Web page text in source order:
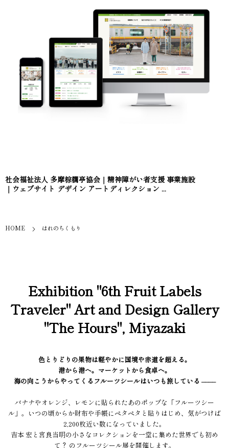
社会福祉法人 多摩棕櫚亭協会｜精神障がい者支援 事業施設
｜ウェブサイト デザイン アートディレクション ...
HOME はれのちくもり
Exhibition "6th Fruit Labels
Traveler" Art and Design Gallery
"The Hours", Miyazaki
色とりどりの果物は軽やかに国境や赤道を超える。
港から港へ。マーケットから食卓へ。
海の向こうからやってくるフルーツシールはいつも旅している ––––
バナナやオレンジ、レモンに貼られたあのポップな「フルーツシー
ル」。いつの頃からか財布や手帳にペタペタと貼りはじめ、気がつけば
2,200枚近い数になっていました。
吉本 宏と宮良当明の小さなコレクションを一堂に集めた世界でも初め
て？ のフルーツシール展を開催します。